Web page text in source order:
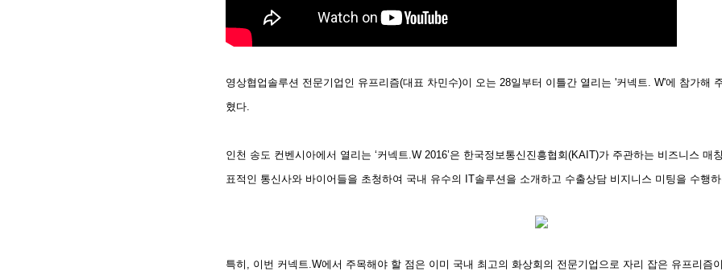
영상협업솔루션 전문기업인 유프리즘(대표 차민수)이 오는 28일부터 이틀간 열리는 '커넥트. W'에 참가해
혔다.
인천 송도 컨벤시아에서 열리는 ‘커넥트.W 2016’은 한국정보통신진흥협회(KAIT)가 주관하는 비즈니스 매
표적인 통신사와 바이어들을 초청하여 국내 유수의 IT솔루션을 소개하고 수출상담 비지니스 미팅을 수행
특히, 이번 커넥트.W에서 주목해야 할 점은 이미 국내 최고의 화상회의 전문기업으로 자리 잡은 유프리즘